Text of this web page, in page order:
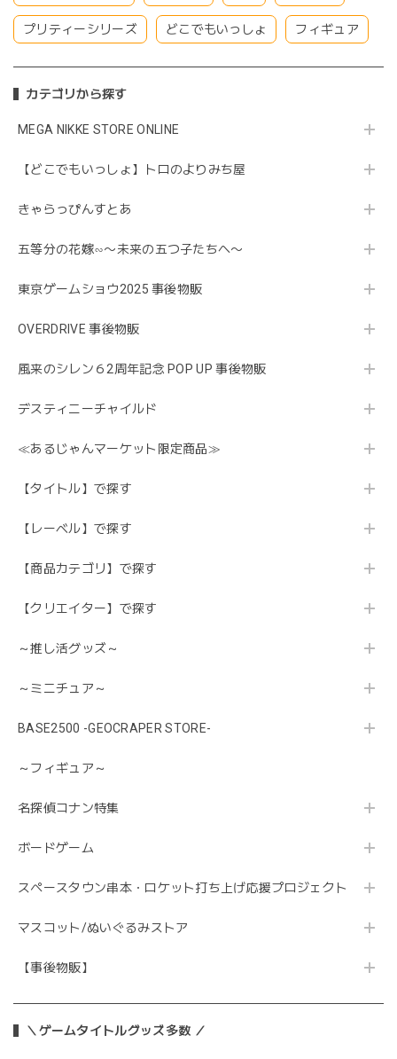
プリティーシリーズ どこでもいっしょ フィギュア
カテゴリから探す
MEGA NIKKE STORE ONLINE
【どこでもいっしょ】トロのよりみち屋
きゃらっぴんすとあ
五等分の花嫁∽〜未来の五つ子たちへ〜
東京ゲームショウ2025 事後物販
OVERDRIVE 事後物販
風来のシレン６2周年記念 POP UP 事後物販
デスティニーチャイルド
≪あるじゃんマーケット限定商品≫
【タイトル】で探す
【レーベル】で探す
【商品カテゴリ】で探す
【クリエイター】で探す
～推し活グッズ～
～ミニチュア～
BASE2500 -GEOCRAPER STORE-
～フィギュア～
名探偵コナン特集
ボードゲーム
スペースタウン串本・ロケット打ち上げ応援プロジェクト
マスコット/ぬいぐるみストア
【事後物販】
＼ゲームタイトルグッズ多数 ／